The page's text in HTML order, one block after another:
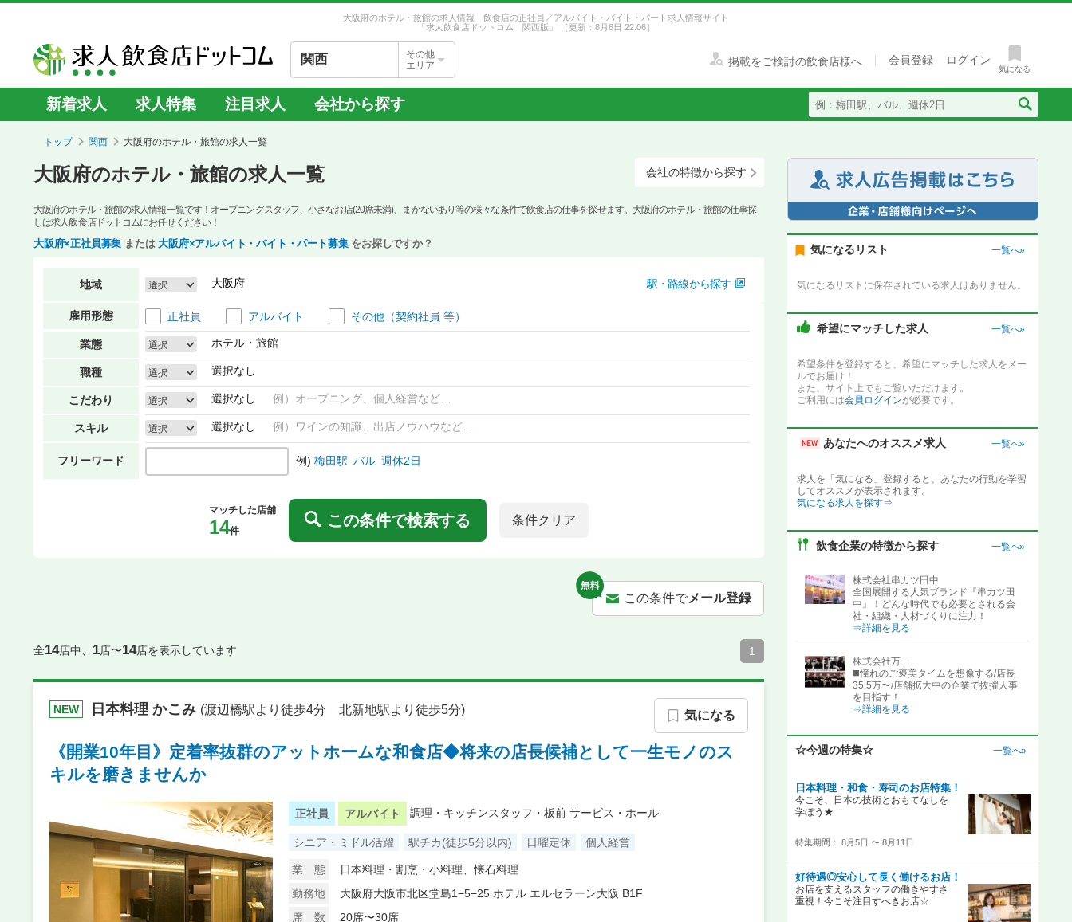
大阪府のホテル・旅館の求人情報 飲食店の正社員／アルバイト・バイト・パート求人情報サイト
「求人飲食店ドットコム 関西版」
［更新：8月8日 22:06］
関西
その他
エリア
掲載をご検討の飲食店様へ 会員登録 ログイン
気になる
新着求人 求人特集 注目求人 会社から探す
トップ 関西 大阪府のホテル・旅館の求人一覧
大阪府のホテル・旅館の求人一覧 会社の特徴から探す
大阪府のホテル・旅館の求人情報一覧です！オープニングスタッフ、小さなお店(20席未満)、まかないあり等の様々な条件で飲食店の仕事を探せます。大阪府のホテル・旅館の仕事探
しは求人飲食店ドットコムにお任せください！
大阪府×正社員募集 または大阪府×アルバイト・バイト・パート募集をお探しですか？
地域 選択 大阪府 駅・路線から探す
雇用形態 正社員 アルバイト その他（契約社員 等）
業態 選択 ホテル・旅館
職種 選択 選択なし
こだわり 選択 選択なし 例）オープニング、個人経営など…
スキル 選択 選択なし 例）ワインの知識、出店ノウハウなど…
フリーワード 例) 梅田駅 バル 週休2日
マッチした店舗
14件
この条件で検索する 条件クリア
この条件でメール登録
全14店中、 1店〜14店を表示しています 1
NEW 日本料理 かこみ (渡辺橋駅より徒歩4分 北新地駅より徒歩5分) 気になる
《開業10年目》定着率抜群のアットホームな和食店◆将来の店長候補として一生モノのス
キルを磨きませんか
正社員 アルバイト 調理・キッチンスタッフ・板前 サービス・ホール
シニア・ミドル活躍 駅チカ(徒歩5分以内) 日曜定休 個人経営
業 態
日本料理・割烹・小料理、懐石料理
勤務地
大阪府大阪市北区堂島1−5−25 ホテル エルセラーン大阪 B1F
席 数
20席〜30席
気になるリスト 一覧へ»
気になるリストに保存されている求人はありません。
希望にマッチした求人 一覧へ»
希望条件を登録すると、希望にマッチした求人をメー
ルでお届け！
また、サイト上でもご覧いただけます。
ご利用には会員ログインが必要です。
あなたへのオススメ求人 一覧へ»
求人を「気になる」登録すると、あなたの行動を学習
してオススメが表示されます。
気になる求人を探す⇒
飲食企業の特徴から探す 一覧へ»
株式会社串カツ田中
全国展開する人気ブランド『串カツ田
中』！どんな時代でも必要とされる会
社・組織・人材づくりに注力！
⇒詳細を見る
株式会社万一
◼️憧れのご褒美タイムを想像する/店長
35.5万〜/店舗拡大中の企業で抜擢人事
を目指す！
⇒詳細を見る
☆今週の特集☆ 一覧へ»
日本料理・和食・寿司のお店特集！
今こそ、日本の技術とおもてなしを
学ぼう★
特集期間： 8月5日 〜 8月11日
好待遇◎安心して長く働けるお店！
お店を支えるスタッフの働きやすさ
重視！今こそ注目すべきお店☆